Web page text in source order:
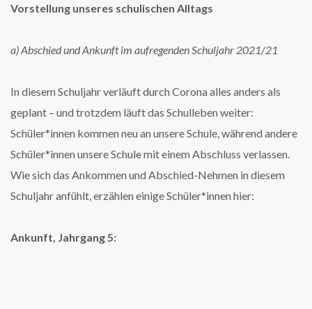
Vorstellung unseres schulischen Alltags
a) Abschied und Ankunft im aufregenden Schuljahr 2021/21
In diesem Schuljahr verläuft durch Corona alles anders als
geplant – und trotzdem läuft das Schulleben weiter:
Schüler*innen kommen neu an unsere Schule, während andere
Schüler*innen unsere Schule mit einem Abschluss verlassen.
Wie sich das Ankommen und Abschied-Nehmen in diesem
Schuljahr anfühlt, erzählen einige Schüler*innen hier:
Ankunft, Jahrgang 5: